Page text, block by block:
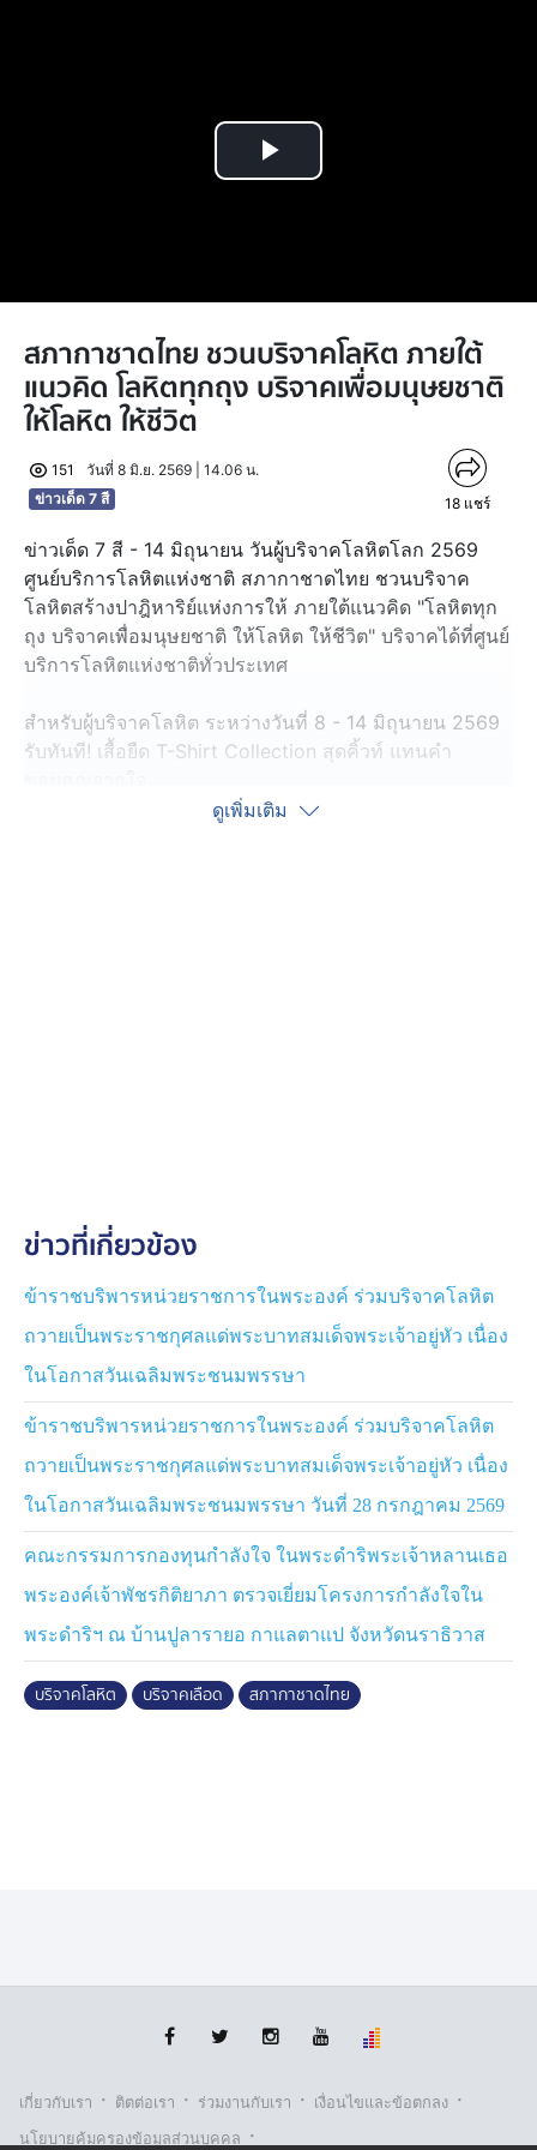
Play
สภากาชาดไทย ชวนบริจาคโลหิต ภายใต้
แนวคิด โลหิตทุกถุง บริจาคเพื่อมนุษยชาติ
ให้โลหิต ให้ชีวิต
151
วันที่ 8 มิ.ย. 2569 | 14.06 น.
ข่าวเด็ด 7 สี
18 แชร์
ข่าวเด็ด 7 สี - 14 มิถุนายน วันผู้บริจาคโลหิตโลก 2569
ศูนย์บริการโลหิตแห่งชาติ สภากาชาดไทย ชวนบริจาค
โลหิตสร้างปาฎิหาริย์แห่งการให้ ภายใต้แนวคิด "โลหิตทุก
ถุง บริจาคเพื่อมนุษยชาติ ให้โลหิต ให้ชีวิต" บริจาคได้ที่ศูนย์
บริการโลหิตแห่งชาติทั่วประเทศ
สำหรับผู้บริจาคโลหิต ระหว่างวันที่ 8 - 14 มิถุนายน 2569
รับทันที! เสื้อยืด T-Shirt Collection สุดคิ้วท์ แทนคำ
ดูเพิ่มเติม
ข่าวที่เกี่ยวข้อง
ข้าราชบริพารหน่วยราชการในพระองค์ ร่วมบริจาคโลหิต
ถวายเป็นพระราชกุศลแด่พระบาทสมเด็จพระเจ้าอยู่หัว เนื่อง
ในโอกาสวันเฉลิมพระชนมพรรษา
ข้าราชบริพารหน่วยราชการในพระองค์ ร่วมบริจาคโลหิต
ถวายเป็นพระราชกุศลแด่พระบาทสมเด็จพระเจ้าอยู่หัว เนื่อง
ในโอกาสวันเฉลิมพระชนมพรรษา วันที่ 28 กรกฎาคม 2569
คณะกรรมการกองทุนกำลังใจ ในพระดำริพระเจ้าหลานเธอ
พระองค์เจ้าพัชรกิติยาภา ตรวจเยี่ยมโครงการกำลังใจใน
พระดำริฯ ณ บ้านปูลารายอ กาแลตาแป จังหวัดนราธิวาส
บริจาคโลหิต บริจาคเลือด สภากาชาดไทย
เกี่ยวกับเรา · ติตต่อเรา · ร่วมงานกับเรา · เงื่อนไขและข้อตกลง ·
นโยบายคุ้มครองข้อมูลส่วนบุคคล ·